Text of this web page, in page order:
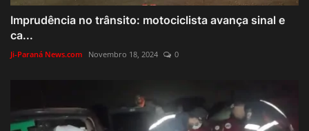
Imprudência no trânsito: motociclista avança sinal e
ca...
Ji-Paraná News.com Novembro 18, 2024 0